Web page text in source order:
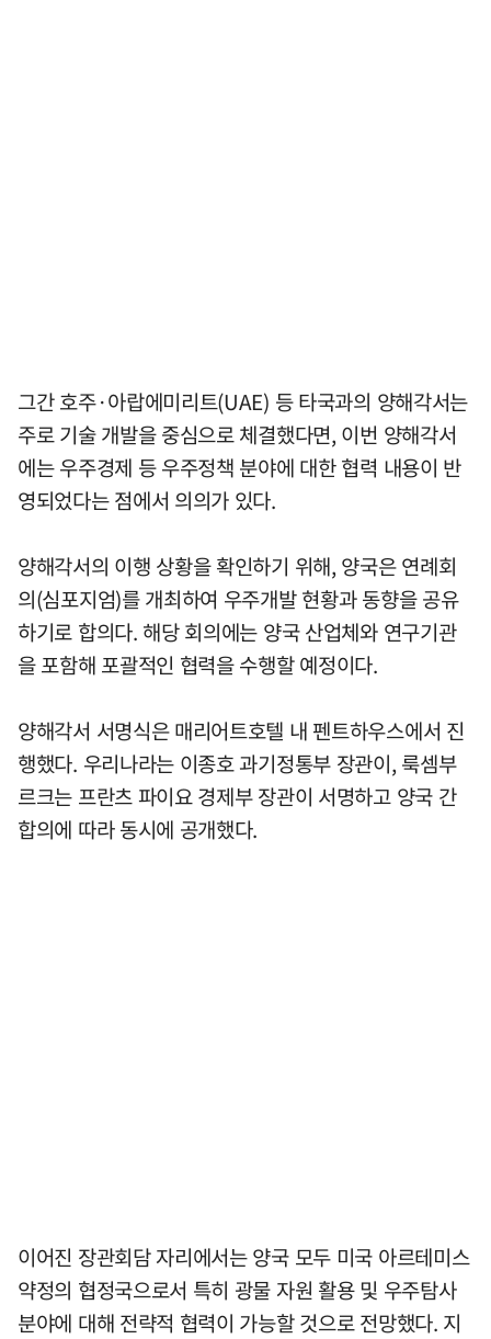
그간 호주·아랍에미리트(UAE) 등 타국과의 양해각서는
주로 기술 개발을 중심으로 체결했다면, 이번 양해각서
에는 우주경제 등 우주정책 분야에 대한 협력 내용이 반
영되었다는 점에서 의의가 있다.
양해각서의 이행 상황을 확인하기 위해, 양국은 연례회
의(심포지엄)를 개최하여 우주개발 현황과 동향을 공유
하기로 합의다. 해당 회의에는 양국 산업체와 연구기관
을 포함해 포괄적인 협력을 수행할 예정이다.
양해각서 서명식은 매리어트호텔 내 펜트하우스에서 진
행했다. 우리나라는 이종호 과기정통부 장관이, 룩셈부
르크는 프란츠 파이요 경제부 장관이 서명하고 양국 간
합의에 따라 동시에 공개했다.
이어진 장관회담 자리에서는 양국 모두 미국 아르테미스
약정의 협정국으로서 특히 광물 자원 활용 및 우주탐사
분야에 대해 전략적 협력이 가능할 것으로 전망했다. 지